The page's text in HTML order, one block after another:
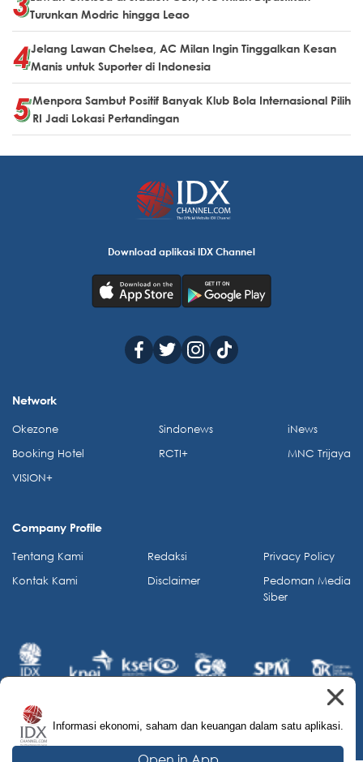
Turunkan Modric hingga Leao
Jelang Lawan Chelsea, AC Milan Ingin Tinggalkan Kesan
Manis untuk Suporter di Indonesia
Menpora Sambut Positif Banyak Klub Bola Internasional Pilih
RI Jadi Lokasi Pertandingan
Informasi ekonomi, saham dan keuangan dalam satu aplikasi.
Download aplikasi IDX Channel
Network
Okezone
Booking Hotel
VISION+
Sindonews
RCTI+
iNews
MNC Trijaya
Company Profile
Tentang Kami
Kontak Kami
Redaksi
Disclaimer
Privacy Policy
Pedoman Media
Siber
© 2026 IDX Channel. All Rights Reserved.